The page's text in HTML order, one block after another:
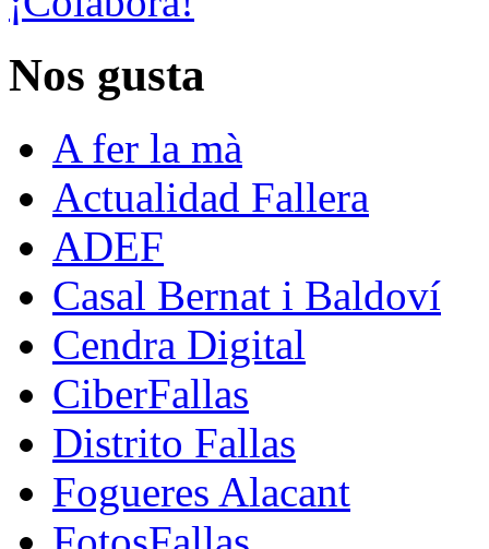
Nos gusta
A fer la mà
Actualidad Fallera
ADEF
Casal Bernat i Baldoví
Cendra Digital
CiberFallas
Distrito Fallas
Fogueres Alacant